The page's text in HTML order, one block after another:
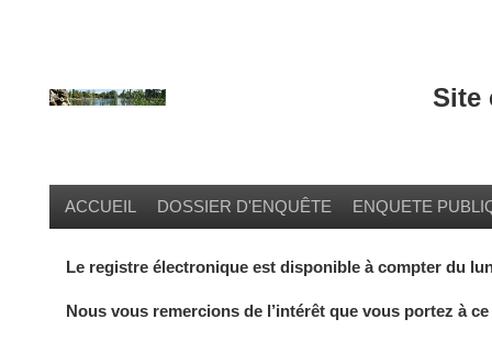
Site
ENQUETE
ACCUEIL DOSSIER D'ENQUÊTE
Le registre électronique est disponible à compter du
Nous vous remercions de l’intérêt que vous portez à